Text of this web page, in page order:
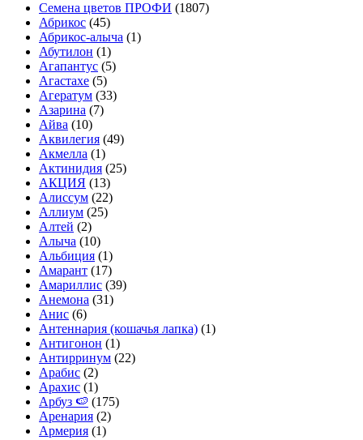
Cемена цветов ПРОФИ (1807)
Абрикос (45)
Абрикос-алыча (1)
Абутилон (1)
Агапантус (5)
Агастахе (5)
Агератум (33)
Азарина (7)
Айва (10)
Аквилегия (49)
Акмелла (1)
Актинидия (25)
АКЦИЯ (13)
Алиссум (22)
Аллиум (25)
Алтей (2)
Алыча (10)
Альбиция (1)
Амарант (17)
Амариллис (39)
Анемона (31)
Анис (6)
Антеннария (кошачья лапка) (1)
Антигонон (1)
Антирринум (22)
Арабис (2)
Арахис (1)
Арбуз 🍉 (175)
Аренария (2)
Армерия (1)